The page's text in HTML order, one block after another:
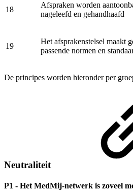
18
Afspraken worden
nageleefd en gehandhaafd
19
Het afsprakenstelsel maakt
passende normen en
De principes worden hieronder per
Neutraliteit
P1 - Het MedMij-netwerk is zoveel